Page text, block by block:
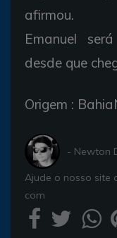
afirmou.
Emanuel
desde que
Origem :
- Newton
Ajude o nosso site
com